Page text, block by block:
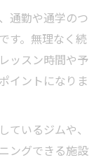
通勤や通学のつ
す。無理なく続
ッスン時間や予
イントになりま
ているジムや、
ングできる施設